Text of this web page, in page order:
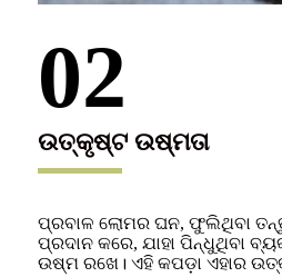
02
ଉତ୍କୃଷ୍ଟ ଉଷ୍ମତା
ପ୍ରବାଳ ଲୋମର ଘନ, ଫୁଲିଥିବା
ପ୍ରଦାନ କରେ, ଯାହା ପିନ୍ଧୁଥିବା
ଉଷ୍ମ ରଖେ। ଏହି କପଡ଼ା ଏହାର